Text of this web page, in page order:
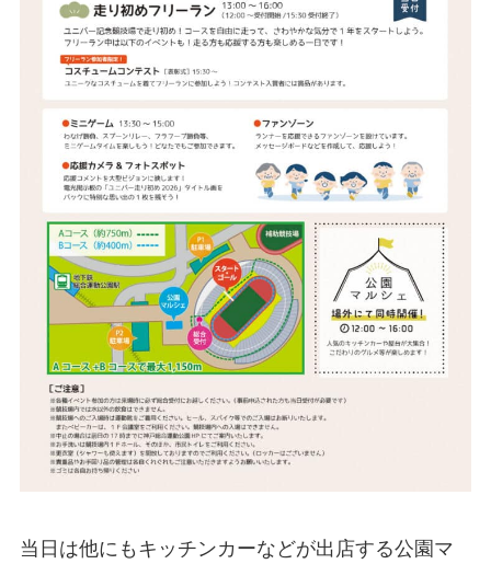
当日は他にもキッチンカーなどが出店する公園マ